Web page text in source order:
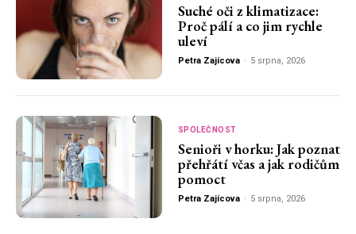
Suché oči z klimatizace:
Proč pálí a co jim rychle
uleví
Petra Zajícova - 5 srpna, 2026
SPOLEČNOST
Senioři v horku: Jak poznat
přehřátí včas a jak rodičům
pomoct
Petra Zajícova - 5 srpna, 2026